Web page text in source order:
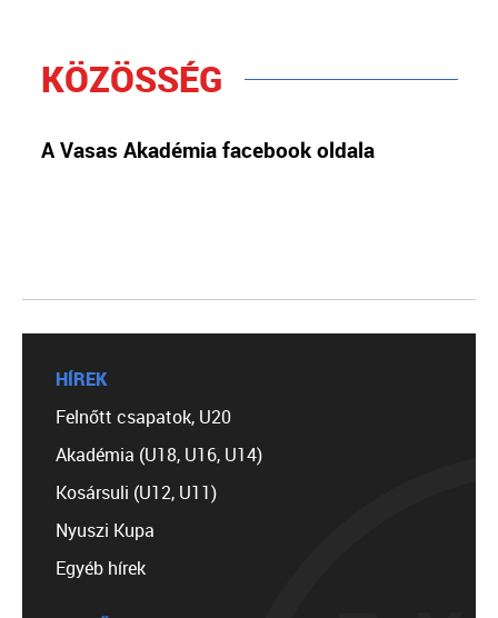
KÖZÖSSÉG
A Vasas Akadémia facebook oldala
HÍREK
Felnőtt csapatok, U20
Akadémia (U18, U16, U14)
Kosársuli (U12, U11)
Nyuszi Kupa
Egyéb hírek